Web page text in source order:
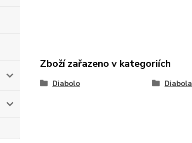
Zboží zařazeno v kategoriích
Diabolo Diabola